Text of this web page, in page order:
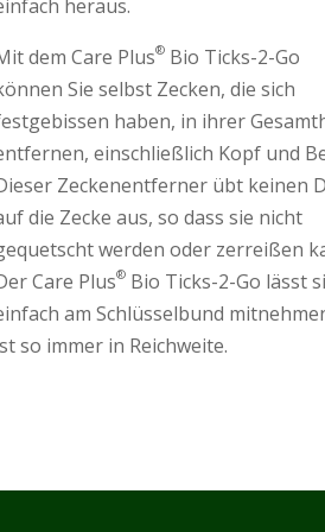
heraus.
dem Care Plus®Bio Ticks-2-Go
Sie selbst Zecken, die sich
haben, in ihrer
einschließlich Kopf und
Zeckenentferner übt keinen
die Zecke aus, so dass sie nicht
werden oder zerreißen
Care Plus®Bio Ticks-2-Go lässt
am Schlüsselbund
so immer in Reichweite.